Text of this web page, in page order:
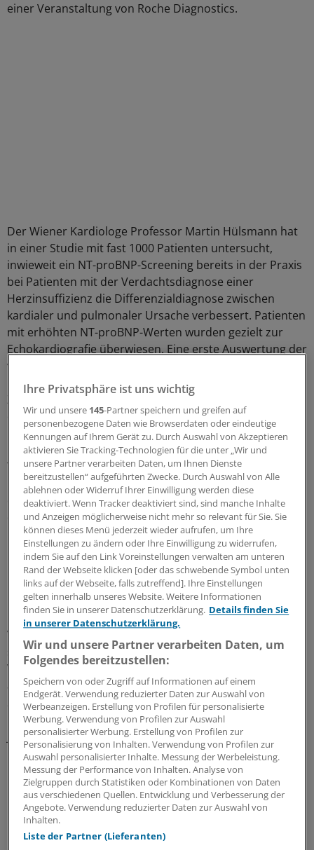
einer Veranstaltung von Roche Diagnostics.
Der Wiener Kardiologe Professor Martin Hülsmann hat
in einer Studie mit fast 1000 Patienten untersucht,
inwieweit ein NT-proBNP-Screening bereits in der Praxis
bei Patienten mit der Verdachtsdiagnose einer
Herzinsuffizienz die Differenzialdiagnose zwischen
kardialer und pulmonaler Ursache verbessert. Patienten
mit erhöhten NT-proBNP-Werten wurden gezielt zur
Echokardiografie überwiesen. Eine erste Auswertung der
vor einem Jahr gestarteten Studie ergab nach
Hülsmanns Angaben, dass durch dieses Vorgehen die
Zahl der tatsächlich mit einer Herzinsuffizienz
diagnostizierten Patienten stieg.
In einer Studie in Australien führte die Bestimmung von
Troponin T in Kombination mit dem EKG bei Patienten
mit Thoraxschmerz zu einer deutlichen Reduktion der
durchschnittlichen Verweildauer im Krankenhaus und
der Zeit bis zu einer Koronar-Angiografie, wie Professor
Philip Tidemann aus Adelaide in Australien berichtete.
Ein wesentlicher Vorteil der Bestimmung von Troponin T
in der Arztpraxis sei die rasche Verfügbarkeit der
Messergebnisse, so Tidemann.
Durch eine direkte Bestimmung von D-Dimer bei
Verdacht auf eine tiefe Venenthrombose in der Praxis
sei eine raschere Entscheidung über das weitere
Vorgehen möglich, berichtete Professor Karel Moons
aus Utrecht in den Niederlanden. In einer Studie mit
2086 Patienten in Hausarztpraxen haben die
Laboruntersuchung bei über 90 Prozent der über 70-
jährigen Patienten das gleiche Ergebnis erbracht wie der
Kompressions-Ultraschall der Beinvenen, so Moons.
Die Diagnostik
mithilfe von
kardiovaskulären Markern ermöglicht kürzere
Liegezeiten.
Ihre Privatsphäre ist uns wichtig
Wir und unsere 145-Partner speichern und greifen auf
personenbezogene Daten wie Browserdaten oder eindeutige
Kennungen auf Ihrem Gerät zu. Durch Auswahl von Akzeptieren
aktivieren Sie Tracking-Technologien für die unter „Wir und
unsere Partner verarbeiten Daten, um Ihnen Dienste
bereitzustellen“ aufgeführten Zwecke. Durch Auswahl von Alle
ablehnen oder Widerruf Ihrer Einwilligung werden diese
deaktiviert. Wenn Tracker deaktiviert sind, sind manche Inhalte
und Anzeigen möglicherweise nicht mehr so relevant für Sie. Sie
können dieses Menü jederzeit wieder aufrufen, um Ihre
Einstellungen zu ändern oder Ihre Einwilligung zu widerrufen,
indem Sie auf den Link Voreinstellungen verwalten am unteren
Rand der Webseite klicken [oder das schwebende Symbol unten
links auf der Webseite, falls zutreffend]. Ihre Einstellungen
gelten innerhalb unseres Website. Weitere Informationen
finden Sie in unserer Datenschutzerklärung. Details finden Sie
in unserer Datenschutzerklärung.
Wir und unsere Partner verarbeiten Daten, um
Folgendes bereitzustellen:
Speichern von oder Zugriff auf Informationen auf einem
Endgerät. Verwendung reduzierter Daten zur Auswahl von
Werbeanzeigen. Erstellung von Profilen für personalisierte
Werbung. Verwendung von Profilen zur Auswahl
personalisierter Werbung. Erstellung von Profilen zur
Personalisierung von Inhalten. Verwendung von Profilen zur
Auswahl personalisierter Inhalte. Messung der Werbeleistung.
Messung der Performance von Inhalten. Analyse von
Zielgruppen durch Statistiken oder Kombinationen von Daten
aus verschiedenen Quellen. Entwicklung und Verbesserung der
Angebote. Verwendung reduzierter Daten zur Auswahl von
Inhalten.
Liste der Partner (Lieferanten)